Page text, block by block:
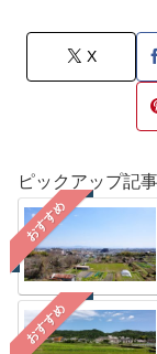
X
ピックアップ記事
おすすめ
おすすめ